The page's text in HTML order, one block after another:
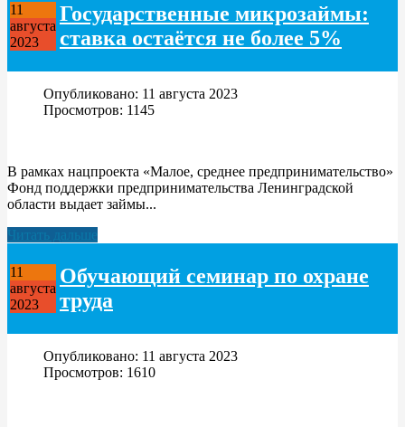
11
августа
2023
Государственные микрозаймы:
ставка остаётся не более 5%
Опубликовано: 11 августа 2023
Просмотров: 1145
В рамках нацпроекта «Малое, среднее предпринимательство»
Фонд поддержки предпринимательства Ленинградской
области выдает займы...
Читать дальше
11
августа
2023
Обучающий семинар по охране
труда
Опубликовано: 11 августа 2023
Просмотров: 1610